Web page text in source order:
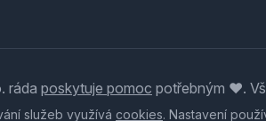
ráda poskytuje pomoc potřebným ♥️.
služeb využívá cookies. Nastavení